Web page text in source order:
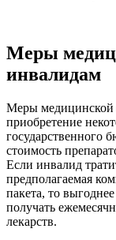
Меры
инвалидам
Меры медицинской
приобретение
государственного
стоимость
Если инвалид
предполагаемая
пакета, то
получать
лекарств.